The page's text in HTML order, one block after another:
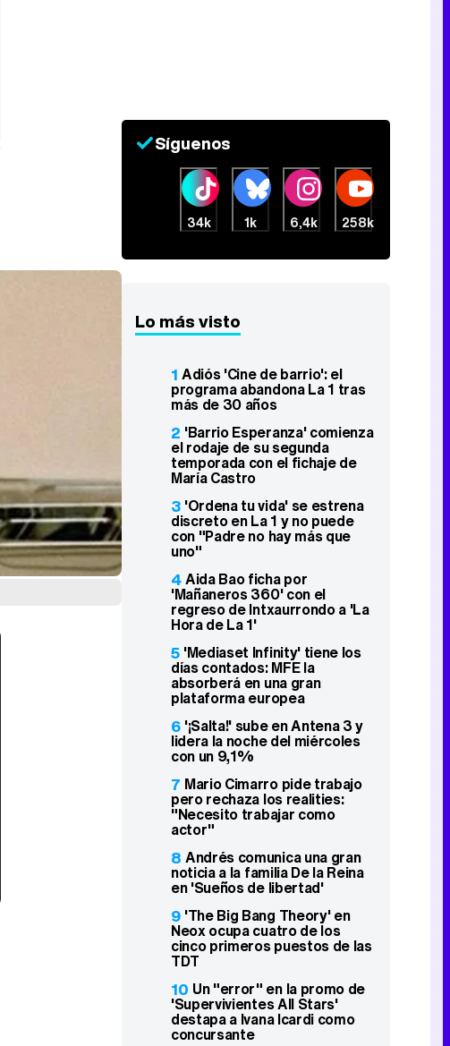
Síguenos
34k 1k 6,4k 258k
Lo más visto
1 Adiós 'Cine de barrio': el
programa abandona La 1 tras
más de 30 años
2 'Barrio Esperanza' comienza
el rodaje de su segunda
temporada con el fichaje de
María Castro
3 'Ordena tu vida' se estrena
discreto en La 1 y no puede
con "Padre no hay más que
uno"
4Aida Bao ficha por
'Mañaneros 360' con el
regreso de Intxaurrondo a 'La
Hora de La 1'
5 'Mediaset Infinity' tiene los
días contados: MFE la
absorberá en una gran
plataforma europea
6 '¡Salta!' sube en Antena 3 y
lidera la noche del miércoles
con un 9,1%
7 Mario Cimarro pide trabajo
pero rechaza los realities:
"Necesito trabajar como
actor"
8 Andrés comunica una gran
noticia a la familia De la Reina
en 'Sueños de libertad'
9 'The Big Bang Theory' en
Neox ocupa cuatro de los
cinco primeros puestos de las
TDT
10 Un "error" en la promo de
'Supervivientes All Stars'
destapa a Ivana Icardi como
concursante